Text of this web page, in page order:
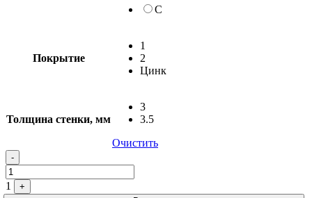
С
Покрытие
1
2
Цинк
Толщина стенки, мм
3
3.5
Очистить
-
1
+